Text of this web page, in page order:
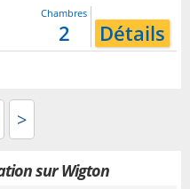
Chambres
2 Détails
>
sur Wigton